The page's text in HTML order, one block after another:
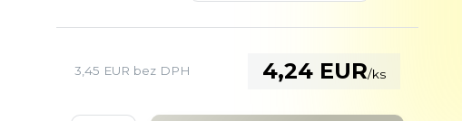
4,24 EUR/ks
3,45 EUR bez DPH